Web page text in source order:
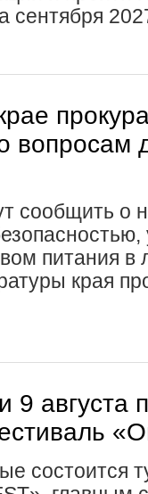
сентября
вопросам
сообщить о
питания в
края
9 августа
состоится